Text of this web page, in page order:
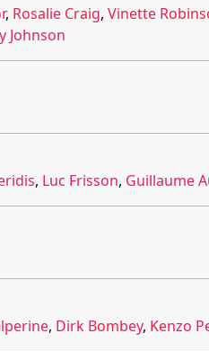
, Rosalie Craig, Vinette
Johnson
, Luc Frisson, Guillaume
, Dirk Bombey, Kenzo